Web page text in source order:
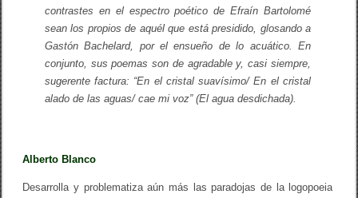
contrastes en el espectro poético de Efraín Bartolomé
sean los propios de aquél que está presidido, glosando a
Gastón Bachelard, por el ensueño de lo acuático. En
conjunto, sus poemas son de agradable y, casi siempre,
sugerente factura: “En el cristal suavísimo/ En el cristal
alado de las aguas/ cae mi voz” (El agua desdichada).
Alberto Blanco
Desarrolla y problematiza aún más las paradojas de la logopoeia